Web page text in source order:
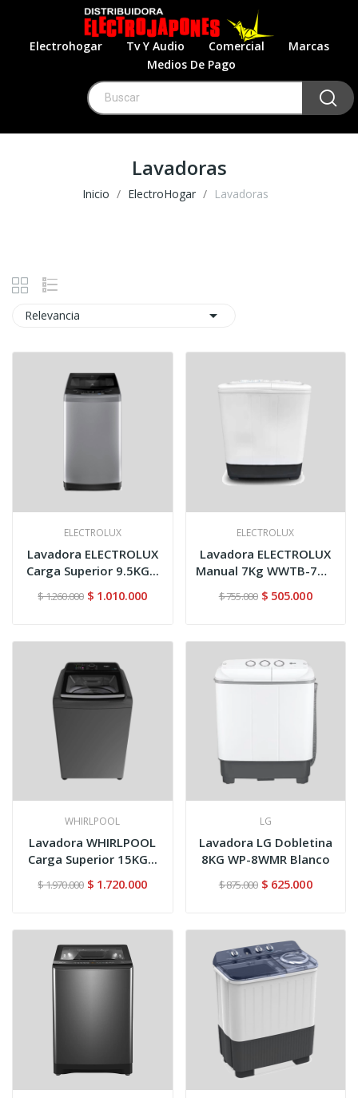
Electrohogar Tv Y Audio Comercial
Marcas
Medios De Pago
Lavadoras
Inicio ElectroHogar Lavadoras
Relevancia 
ELECTROLUX
Lavadora ELECTROLUX
Carga Superior 9.5KG...
$ 1.260.000 $ 1.010.000
ELECTROLUX
Lavadora ELECTROLUX
Manual 7Kg WWTB-7M6
$ 755.000 $ 505.000
WHIRLPOOL
Lavadora WHIRLPOOL
Carga Superior 15KG...
$ 1.970.000 $ 1.720.000
LG
Lavadora LG Dobletina
8KG WP-8WMR Blanco
$ 875.000 $ 625.000